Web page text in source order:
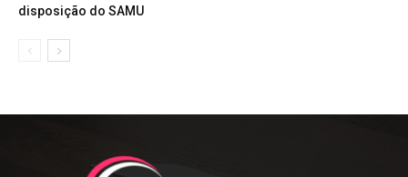
disposição do SAMU